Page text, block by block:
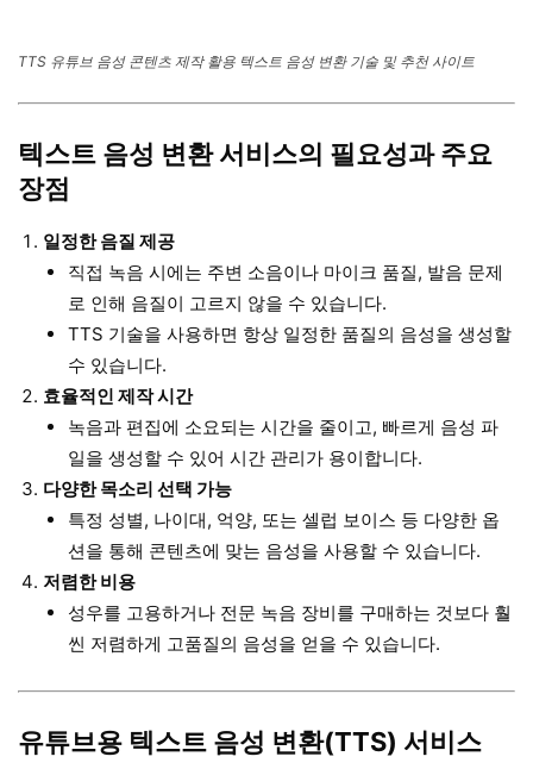
TTS 유튜브 음성 콘텐츠 제작 활용 텍스트 음성 변환 기술 및 추천 사이트
텍스트 음성 변환 서비스의 필요성과 주요
장점
일정한 음질 제공
직접 녹음 시에는 주변 소음이나 마이크 품질, 발음 문제
로 인해 음질이 고르지 않을 수 있습니다.
TTS 기술을 사용하면 항상 일정한 품질의 음성을 생성할
수 있습니다.
효율적인 제작 시간
녹음과 편집에 소요되는 시간을 줄이고, 빠르게 음성 파
일을 생성할 수 있어 시간 관리가 용이합니다.
다양한 목소리 선택 가능
특정 성별, 나이대, 억양, 또는 셀럽 보이스 등 다양한 옵
션을 통해 콘텐츠에 맞는 음성을 사용할 수 있습니다.
저렴한 비용
성우를 고용하거나 전문 녹음 장비를 구매하는 것보다 훨
씬 저렴하게 고품질의 음성을 얻을 수 있습니다.
유튜브용 텍스트 음성 변환(TTS) 서비스